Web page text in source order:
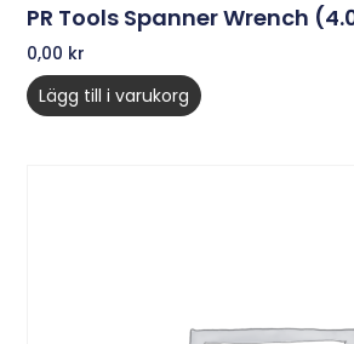
PR Tools Spanner Wrench
0,00 kr
Lägg till i varukorg